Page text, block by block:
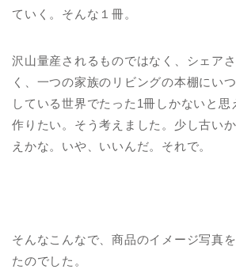
ていく。そんな１冊。
沢山量産されるものではなく、シェア
く、一つの家族のリビングの本棚にい
している世界でたった1冊しかないと思
作りたい。そう考えました。少し古い
えかな。いや、いいんだ。それで。
そんなこんなで、商品のイメージ写真
たのでした。